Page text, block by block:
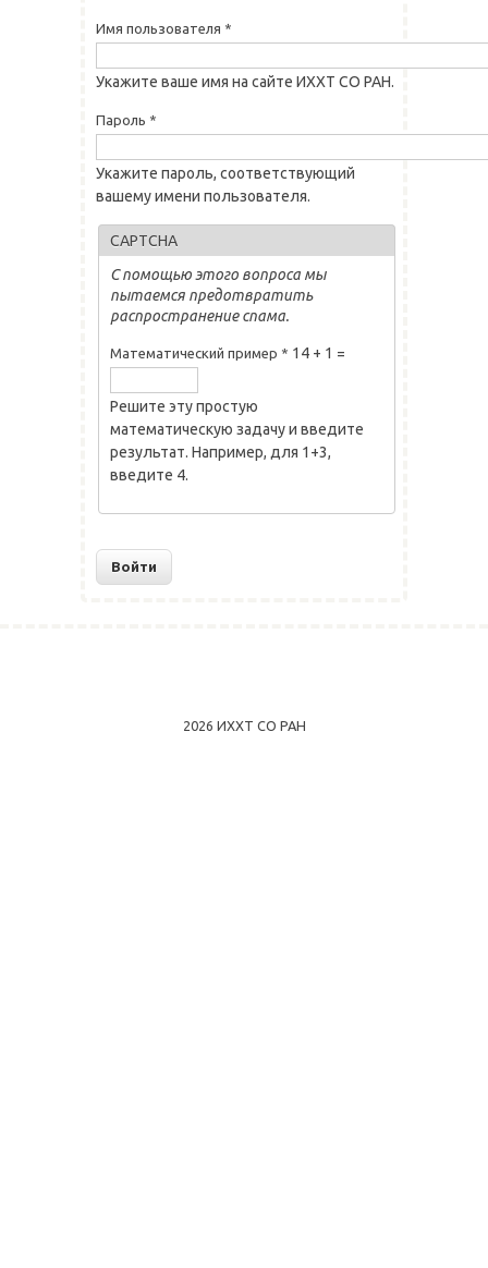
Имя пользователя *
Укажите ваше имя на сайте ИХХТ СО РАН.
Пароль *
Укажите пароль, соответствующий
вашему имени пользователя.
CAPTCHA
С помощью этого вопроса мы
пытаемся предотвратить
распространение спама.
Математический пример * 14 + 1 =
Решите эту простую
математическую задачу и введите
результат. Например, для 1+3,
введите 4.
2026 ИХХТ СО РАН